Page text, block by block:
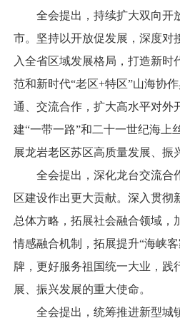
全会提出，持续扩大双向开
市。坚持以开放促发展，深度对
入全省区域发展格局，打造新时
范和新时代“老区+特区”山海协
通、交流合作，扩大高水平对外
建“一带一路”和二十一世纪海上
展龙岩老区苏区高质量发展、振
全会提出，深化龙台交流合
区建设作出更大贡献。深入贯彻
总体方略，拓展社会融合领域，
情感融合机制，拓展提升“海峡
牌，更好服务祖国统一大业，践
展、振兴发展的重大使命。
全会提出，统筹推进新型城